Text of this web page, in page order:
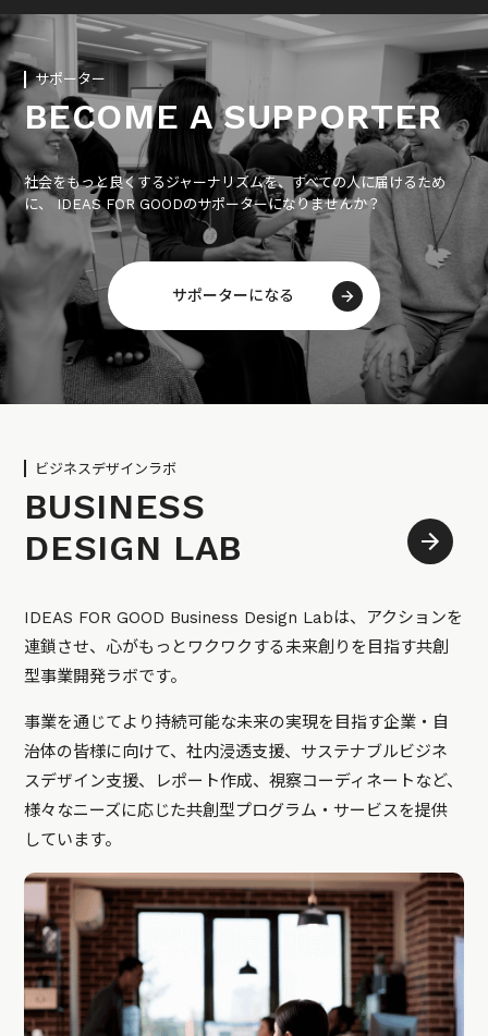
サポーター
BECOME A SUPPORTER
社会をもっと良くするジャーナリズムを、すべての人に届けるため
に、 IDEAS FOR GOODのサポーターになりませんか？
サポーターになる
ビジネスデザインラボ
BUSINESS
DESIGN LAB
IDEAS FOR GOOD Business Design Labは、アクションを
連鎖させ、心がもっとワクワクする未来創りを目指す共創
型事業開発ラボです。
事業を通じてより持続可能な未来の実現を目指す企業・自
治体の皆様に向けて、社内浸透支援、サステナブルビジネ
スデザイン支援、レポート作成、視察コーディネートなど、
様々なニーズに応じた共創型プログラム・サービスを提供
しています。